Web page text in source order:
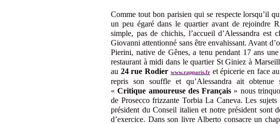
Comme tout bon parisien qui se respecte lorsqu’il
un peu égaré dans le quartier avant de rejoindre
simple, pas de chichis, l’accueil d’Alessandra est
Giovanni attentionné sans être envahissant. Avant
Pierini, native de Gênes, a tenu pendant 17 ans
restaurant à midi dans le quartier St Giniez à
au 24 rue Rodier www.rapparis.fr et épicerie en face
repris son souffle et qu’Alessandra ait
«Critique amoureuse des Français » nous
de Prosecco frizzante Torbia La Caneva. Les
président du Conseil italien et notre président sont
d’exercice. Dans son livre Alberto consacre un